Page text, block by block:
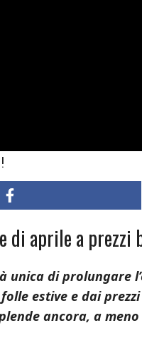
di aprile a prezzi
unica di prolungare
estive e dai
ancora, a